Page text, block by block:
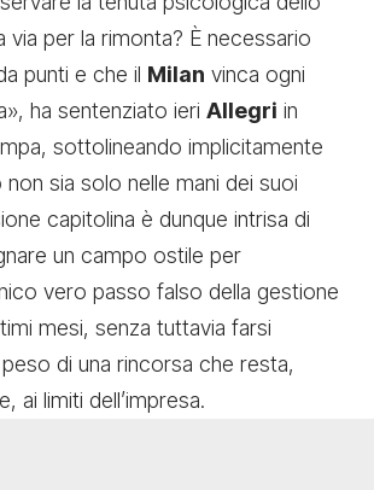
via per la rimonta? È necessario
punti e che il Milan vinca ogni
ha sentenziato ieri Allegri in
sottolineando implicitamente
sia solo nelle mani dei suoi
capitolina è dunque intrisa di
un campo ostile per
vero passo falso della gestione
mesi, senza tuttavia farsi
di una rincorsa che resta,
ai limiti dell’impresa.